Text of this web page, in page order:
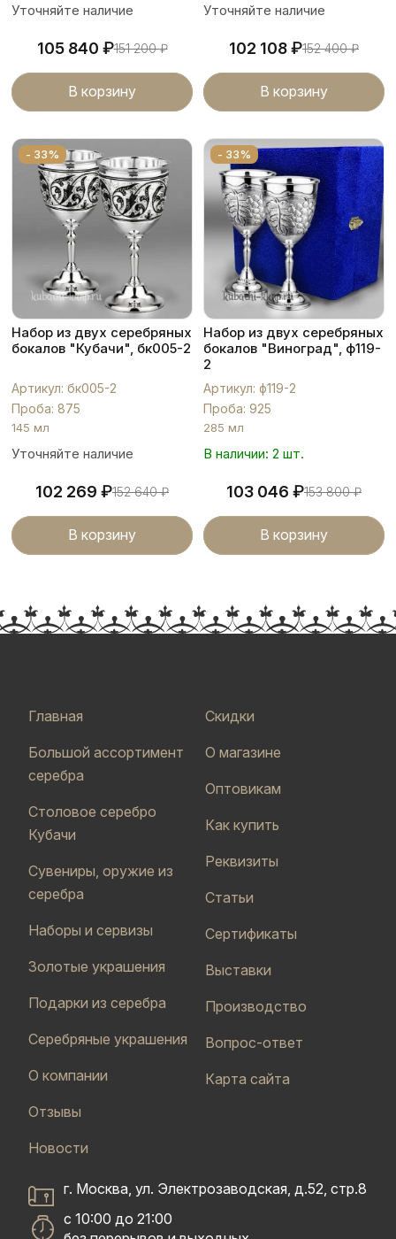
Уточняйте наличие
105 840 ₽151 200₽
В корзину
Уточняйте наличие
102 108₽152 400₽
В корзину
- 33%
Набор из двух серебряных
бокалов "Кубачи", бк005-2
Артикул: бк005-2
Проба: 875
145 мл
Уточняйте наличие
102 269 ₽152 640₽
В корзину
- 33%
Набор из двух серебряных
бокалов "Виноград", ф119-
2
Артикул: ф119-2
Проба: 925
285 мл
В наличии: 2 шт.
103 046 ₽153 800₽
В корзину
Главная
Большой ассортимент
серебра
Столовое серебро
Кубачи
Сувениры, оружие из
серебра
Наборы и сервизы
Золотые украшения
Подарки из серебра
Серебряные украшения
О компании
Отзывы
Новости
Скидки
О магазине
Оптовикам
Как купить
Реквизиты
Статьи
Сертификаты
Выставки
Производство
Вопрос-ответ
Карта сайта
г. Москва, ул. Электрозаводская, д.52, стр.8
с 10:00 до 21:00